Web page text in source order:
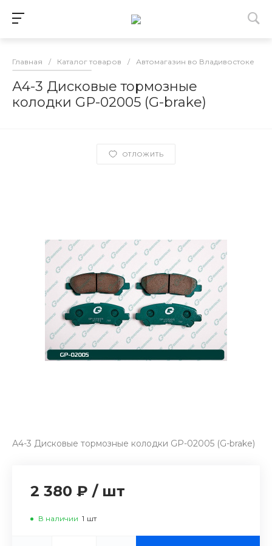
Главная / Каталог товаров / Автомагазин во Владивостоке
А4-3 Дисковые тормозные
колодки GP-02005 (G-brake)
ОТЛОЖИТЬ
А4-3 Дисковые тормозные колодки GP-02005 (G-brake)
2 380 ₽ / шт
В наличии 1 шт